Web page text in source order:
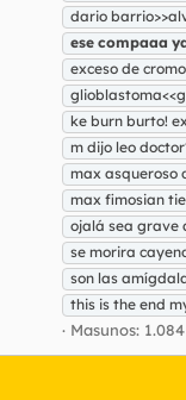
dario
ese compaaa
exceso de
ke burn burto!
m dijo leo
max asqueroso
max fimosian
ojalá sea grave
se morira
son las
this is the end
Masunos: 1.084